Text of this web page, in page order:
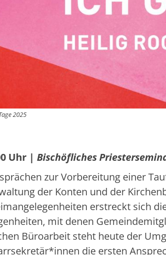
2025
Uhr | Bischöfliches
zur Vorbereitung einer
der Konten und der
erstreckt sich
mit denen
Büroarbeit steht heute der
die ersten